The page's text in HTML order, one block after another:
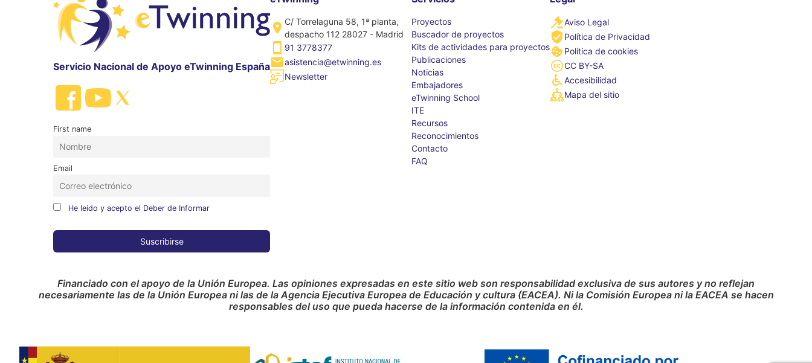
Servicio Nacional de Apoyo eTwinning España
First name
Email
He leído y acepto el Deber de Informar
C/ Torrelaguna 58, 1ª planta,
despacho 112 28027 - Madrid
91 3778377
asistencia@etwinning.es
Newsletter
Proyectos
Buscador de proyectos
Kits de actividades para proyectos
Publicaciones
Noticias
Embajadores
eTwinning School
ITE
Recursos
Reconocimientos
Contacto
FAQ
Aviso Legal
Política de Privacidad
Política de cookies
CC BY-SA
Accesibilidad
Mapa del sitio
Financiado con el apoyo de la Unión Europea. Las opiniones expresadas en este sitio web son responsabilidad exclusiva de sus autores y no reflejan
necesariamente las de la Unión Europea ni las de la Agencia Ejecutiva Europea de Educación y cultura (EACEA). Ni la Comisión Europea ni la EACEA se hacen
responsables del uso que pueda hacerse de la información contenida en él.